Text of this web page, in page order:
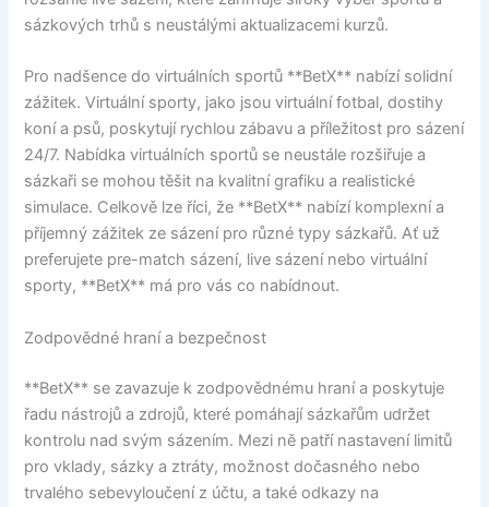
sázkových trhů s neustálými aktualizacemi kurzů.
Pro nadšence do virtuálních sportů **BetX** nabízí solidní
zážitek. Virtuální sporty, jako jsou virtuální fotbal, dostihy
koní a psů, poskytují rychlou zábavu a příležitost pro sázení
24/7. Nabídka virtuálních sportů se neustále rozšiřuje a
sázkaři se mohou těšit na kvalitní grafiku a realistické
simulace. Celkově lze říci, že **BetX** nabízí komplexní a
příjemný zážitek ze sázení pro různé typy sázkařů. Ať už
preferujete pre-match sázení, live sázení nebo virtuální
sporty, **BetX** má pro vás co nabídnout.
Zodpovědné hraní a bezpečnost
**BetX** se zavazuje k zodpovědnému hraní a poskytuje
řadu nástrojů a zdrojů, které pomáhají sázkařům udržet
kontrolu nad svým sázením. Mezi ně patří nastavení limitů
pro vklady, sázky a ztráty, možnost dočasného nebo
trvalého sebevyloučení z účtu, a také odkazy na